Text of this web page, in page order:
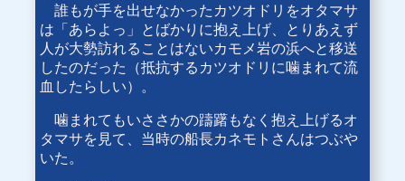
誰もが手を出せなかったカツオドリをオタマサ
は「あらよっ」とばかりに抱え上げ、とりあえず
人が大勢訪れることはないカモメ岩の浜へと移送
したのだった（抵抗するカツオドリに噛まれて流
血したらしい）。
噛まれてもいささかの躊躇もなく抱え上げるオ
タマサを見て、当時の船長カネモトさんはつぶや
いた。